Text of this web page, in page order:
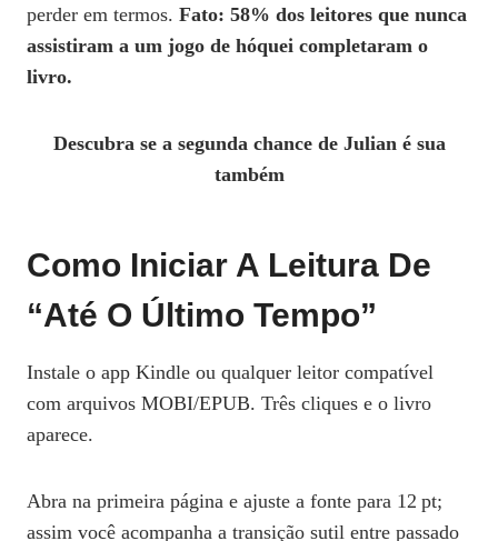
perder em termos. Fato: 58% dos leitores que nunca
assistiram a um jogo de hóquei completaram o
livro.
Descubra se a segunda chance de Julian é sua
também
Como Iniciar A Leitura De
“Até O Último Tempo”
Instale o app Kindle ou qualquer leitor compatível
com arquivos MOBI/EPUB. Três cliques e o livro
aparece.
Abra na primeira página e ajuste a fonte para 12 pt;
assim você acompanha a transição sutil entre passado